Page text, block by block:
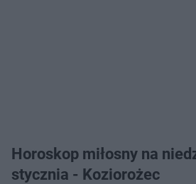
Horoskop miłosny na
stycznia - Koziorożec